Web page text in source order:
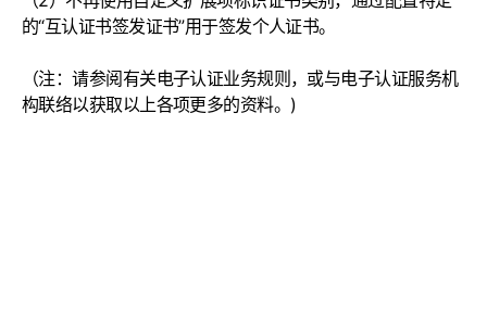
的“互认证书签发证书”用于签发个人证书。
（注：请参阅有关电子认证业务规则，或与电子认证服务机
构联络以获取以上各项更多的资料。)